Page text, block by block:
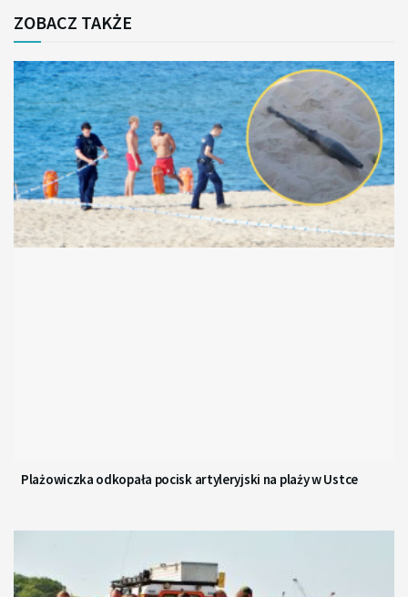
ZOBACZ TAKŻE
Plażowiczka odkopała pocisk artyleryjski na plaży w Ustce